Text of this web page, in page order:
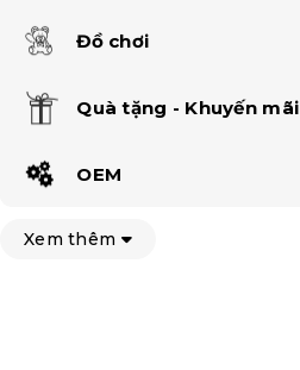
Đồ chơi
Quà tặng - Khuyến mãi
OEM
Xem thêm